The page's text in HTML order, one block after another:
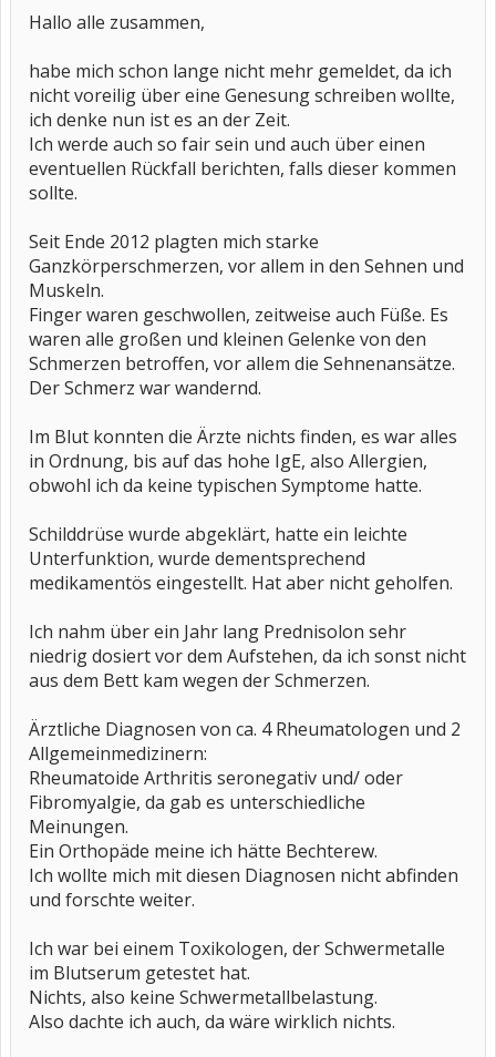
Hallo alle zusammen,
habe mich schon lange nicht mehr gemeldet, da ich
nicht voreilig über eine Genesung schreiben wollte,
ich denke nun ist es an der Zeit.
Ich werde auch so fair sein und auch über einen
eventuellen Rückfall berichten, falls dieser kommen
sollte.
Seit Ende 2012 plagten mich starke
Ganzkörperschmerzen, vor allem in den Sehnen und
Muskeln.
Finger waren geschwollen, zeitweise auch Füße. Es
waren alle großen und kleinen Gelenke von den
Schmerzen betroffen, vor allem die Sehnenansätze.
Der Schmerz war wandernd.
Im Blut konnten die Ärzte nichts finden, es war alles
in Ordnung, bis auf das hohe IgE, also Allergien,
obwohl ich da keine typischen Symptome hatte.
Schilddrüse wurde abgeklärt, hatte ein leichte
Unterfunktion, wurde dementsprechend
medikamentös eingestellt. Hat aber nicht geholfen.
Ich nahm über ein Jahr lang Prednisolon sehr
niedrig dosiert vor dem Aufstehen, da ich sonst nicht
aus dem Bett kam wegen der Schmerzen.
Ärztliche Diagnosen von ca. 4 Rheumatologen und 2
Allgemeinmedizinern:
Rheumatoide Arthritis seronegativ und/ oder
Fibromyalgie, da gab es unterschiedliche
Meinungen.
Ein Orthopäde meine ich hätte Bechterew.
Ich wollte mich mit diesen Diagnosen nicht abfinden
und forschte weiter.
Ich war bei einem Toxikologen, der Schwermetalle
im Blutserum getestet hat.
Nichts, also keine Schwermetallbelastung.
Also dachte ich auch, da wäre wirklich nichts.